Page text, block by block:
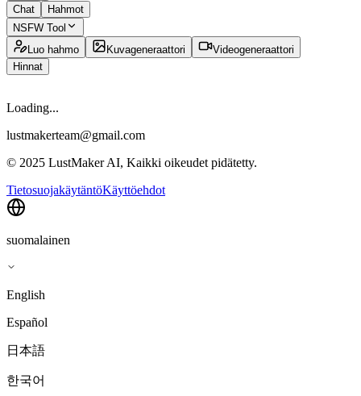
Chat
Hahmot
NSFW Tool
Luo hahmo
Kuvageneraattori
Videogeneraattori
Hinnat
Loading...
lustmakerteam@gmail.com
© 2025 LustMaker AI, Kaikki oikeudet pidätetty.
TietosuojakäytäntöKäyttöehdot
suomalainen
English
Español
日本語
한국어